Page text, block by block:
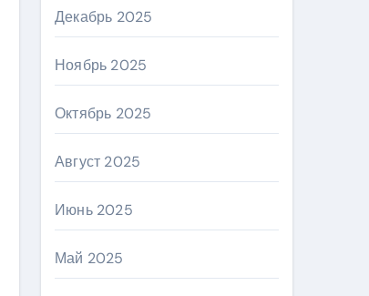
Декабрь 2025
Ноябрь 2025
Октябрь 2025
Август 2025
Июнь 2025
Май 2025